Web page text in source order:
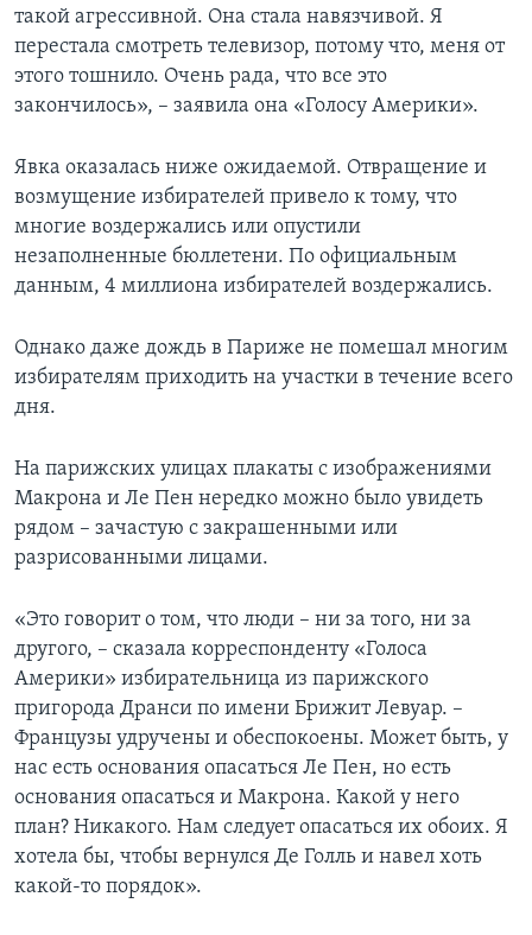
такой агрессивной. Она стала навязчивой. Я
перестала смотреть телевизор, потому что, меня от
этого тошнило. Очень рада, что все это
закончилось», – заявила она «Голосу Америки».
Явка оказалась ниже ожидаемой. Отвращение и
возмущение избирателей привело к тому, что
многие воздержались или опустили
незаполненные бюллетени. По официальным
данным, 4 миллиона избирателей воздержались.
Однако даже дождь в Париже не помешал многим
избирателям приходить на участки в течение всего
дня.
На парижских улицах плакаты с изображениями
Макрона и Ле Пен нередко можно было увидеть
рядом – зачастую с закрашенными или
разрисованными лицами.
«Это говорит о том, что люди – ни за того, ни за
другого, – сказала корреспонденту «Голоса
Америки» избирательница из парижского
пригорода Дранси по имени Брижит Левуар. –
Французы удручены и обеспокоены. Может быть, у
нас есть основания опасаться Ле Пен, но есть
основания опасаться и Макрона. Какой у него
план? Никакого. Нам следует опасаться их обоих. Я
хотела бы, чтобы вернулся Де Голль и навел хоть
какой-то порядок».